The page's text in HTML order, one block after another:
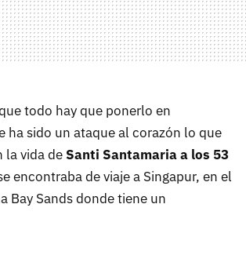
todo hay que ponerlo en
ha sido un ataque al corazón lo que
la vida de Santi Santamaria a los 53
encontraba de viaje a Singapur, en el
Bay Sands donde tiene un